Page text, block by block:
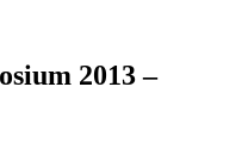
2013 –